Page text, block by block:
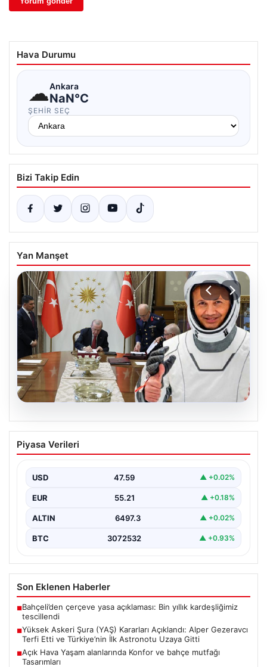
Hava Durumu
☁Ankara
NaN°C
ŞEHIR SEÇ
Bizi Takip Edin
Yan Manşet
Yüksek Askeri Şura (YAŞ) Kararları
Açıklandı: Alper Gezeravcı Terfi Etti ve
Türkiye’nin savunma ve askerî yapısında önemli dönüm
…
Piyasa Verileri
USD 47.59 ▲ +0.02%
EUR 55.21 ▲ +0.18%
ALTIN 6497.3 ▲ +0.02%
BTC 3072532 ▲ +0.93%
Son Eklenen Haberler
■Bahçeli’den çerçeve yasa açıklaması: Bin yıllık kardeşliğimiz
tescillendi
■Yüksek Askeri Şura (YAŞ) Kararları Açıklandı: Alper Gezeravcı
Terfi Etti ve Türkiye’nin İlk Astronotu Uzaya Gitti
■Açık Hava Yaşam alanlarında Konfor ve bahçe mutfağı
Tasarımları